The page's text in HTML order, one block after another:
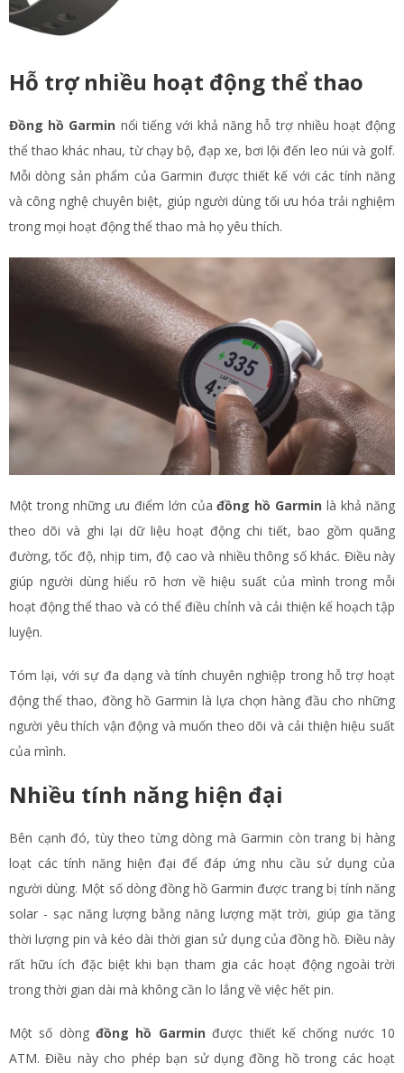
Hỗ trợ nhiều hoạt động thể thao
Đồng hồ Garmin nổi tiếng với khả năng hỗ trợ nhiều hoạt động
thể thao khác nhau, từ chạy bộ, đạp xe, bơi lội đến leo núi và golf.
Mỗi dòng sản phẩm của Garmin được thiết kế với các tính năng
và công nghệ chuyên biệt, giúp người dùng tối ưu hóa trải nghiệm
trong mọi hoạt động thể thao mà họ yêu thích.
Một trong những ưu điểm lớn củađồng hồ Garmin là khả năng
theo dõi và ghi lại dữ liệu hoạt động chi tiết, bao gồm quãng
đường, tốc độ, nhịp tim, độ cao và nhiều thông số khác. Điều này
giúp người dùng hiểu rõ hơn về hiệu suất của mình trong mỗi
hoạt động thể thao và có thể điều chỉnh và cải thiện kế hoạch tập
luyện.
Tóm lại, với sự đa dạng và tính chuyên nghiệp trong hỗ trợ hoạt
động thể thao, đồng hồ Garmin là lựa chọn hàng đầu cho những
người yêu thích vận động và muốn theo dõi và cải thiện hiệu suất
của mình.
Nhiều tính năng hiện đại
Bên cạnh đó, tùy theo từng dòng mà Garmin còn trang bị hàng
loạt các tính năng hiện đại để đáp ứng nhu cầu sử dụng của
người dùng. Một số dòng đồng hồ Garmin được trang bị tính năng
solar - sạc năng lượng bằng năng lượng mặt trời, giúp gia tăng
thời lượng pin và kéo dài thời gian sử dụng của đồng hồ. Điều này
rất hữu ích đặc biệt khi bạn tham gia các hoạt động ngoài trời
trong thời gian dài mà không cần lo lắng về việc hết pin.
Một số dòngđồng hồ Garmin được thiết kế chống nước 10
ATM. Điều này cho phép bạn sử dụng đồng hồ trong các hoạt